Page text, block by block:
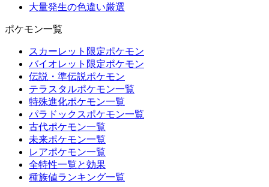
大量発生の色違い厳選
ポケモン一覧
スカーレット限定ポケモン
バイオレット限定ポケモン
伝説・準伝説ポケモン
テラスタルポケモン一覧
特殊進化ポケモン一覧
パラドックスポケモン一覧
古代ポケモン一覧
未来ポケモン一覧
レアポケモン一覧
全特性一覧と効果
種族値ランキング一覧